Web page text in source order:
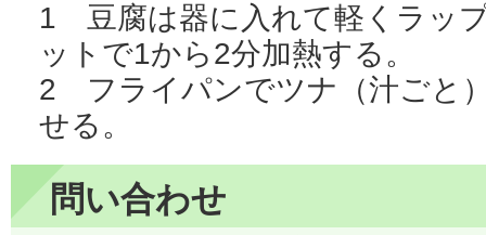
1 豆腐は器に入れて軽くラッ
ットで1から2分加熱する。
2 フライパンでツナ（汁ごと
せる。
問い合わせ